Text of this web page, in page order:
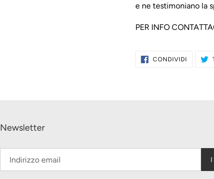
e ne testimoniano la
PER INFO
CONDIVIDI
Newsletter